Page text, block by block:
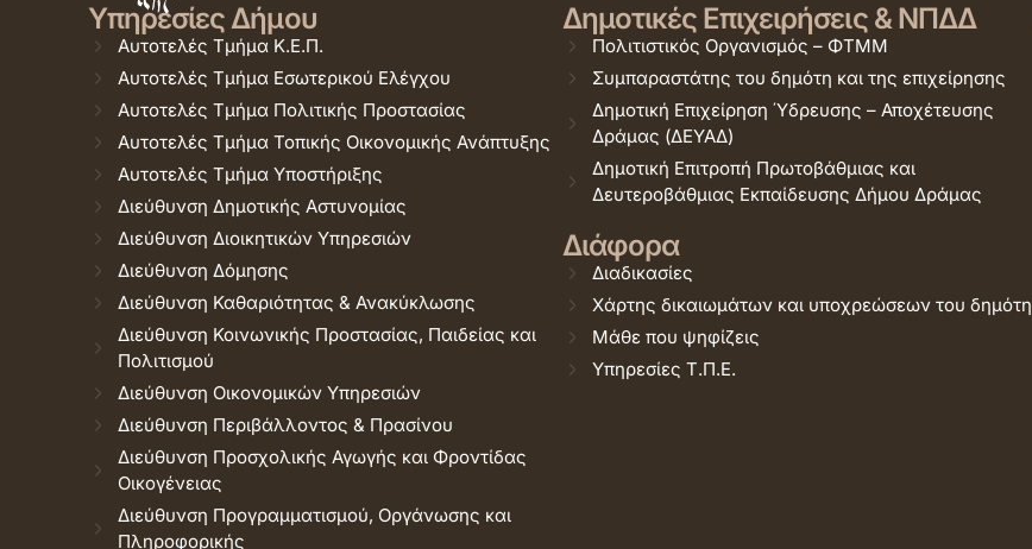
Υπηρεσίες Δήμου
Αυτοτελές Τμήμα Κ.Ε.Π.
Αυτοτελές Τμήμα Εσωτερικού Ελέγχου
Αυτοτελές Τμήμα Πολιτικής Προστασίας
Αυτοτελές Τμήμα Τοπικής Οικονομικής Ανάπτυξης
Αυτοτελές Τμήμα Υποστήριξης
Διεύθυνση Δημοτικής Αστυνομίας
Διεύθυνση Διοικητικών Υπηρεσιών
Διεύθυνση Δόμησης
Διεύθυνση Καθαριότητας & Ανακύκλωσης
Διεύθυνση Κοινωνικής Προστασίας, Παιδείας και
Πολιτισμού
Διεύθυνση Οικονομικών Υπηρεσιών
Διεύθυνση Περιβάλλοντος & Πρασίνου
Διεύθυνση Προσχολικής Αγωγής και Φροντίδας
Οικογένειας
Διεύθυνση Προγραμματισμού, Οργάνωσης και
Πληροφορικής
Δημοτικές Επιχειρήσεις & ΝΠΔΔ
Πολιτιστικός Οργανισμός – ΦΤΜΜ
Συμπαραστάτης του δημότη και της επιχείρησης
Δημοτική Επιχείρηση Ύδρευσης – Αποχέτευσης
Δράμας (ΔΕΥΑΔ)
Δημοτική Επιτροπή Πρωτοβάθμιας και
Δευτεροβάθμιας Εκπαίδευσης Δήμου Δράμας
Διάφορα
Διαδικασίες
Χάρτης δικαιωμάτων και υποχρεώσεων του δημότη
Μάθε που ψηφίζεις
Υπηρεσίες Τ.Π.Ε.